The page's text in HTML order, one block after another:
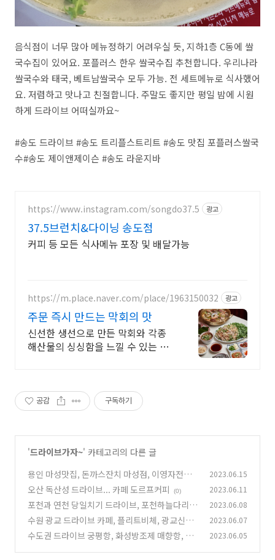
음식점이 너무 많아 메뉴정하기 어려우실 듯, 지하1층 C동에 쌀
국수집이 있어요. 포플러스 한우 쌀국수집 추천합니다. 우리나라
쌀국수와 태국, 베트남쌀국수 모두 가능. 전 세트메뉴로 식사했어
요. 저렴하고 맛나고 친절합니다. 주말도 좋지만 평일 밤에 시원
하게 드라이브 어떠실까요~
#송도 드라이브 #송도 트리플스트리트 #송도 맛집 포플러스쌀국
수#송도 제이앤제이슨 #송도 라운지바
https://www.instagram.com/songdo37.5 광고
37.5브런치&다이닝 송도점
커피 등 모든 식사메뉴 포장 및 배달가능
https://m.place.naver.com/place/1963150032 광고
주문 즉시 만드는 막회의 맛
신선한 생선으로 만든 막회와 각종
해산물의 싱싱함을 느낄 수 있는 송
공감 구독하기
'드라이브가자~' 카테고리의 다른 글
용인 마성맛집, 돈까스잔치 마성점, 이영자전참
시추천 (0)
2023.06.15
오산 독산성 드라이브... 카페 도르프커피 (0) 2023.06.11
포천과 연천 당일치기 드라이브, 포천하늘다리,
연천 전곡 구석기유적, 모향촌 순두부 맛집까지
(0)
2023.06.08
수원 광교 드라이브 카페, 플리트비체, 광교신도
시 아니고 찐 광교저수지입니다~ (0)
2023.06.07
수도권 드라이브 궁평항, 화성방조제 매향항, 고
2023.06.05